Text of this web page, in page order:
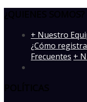
­+ Nuestro
¿Cómo
Frecuentes +